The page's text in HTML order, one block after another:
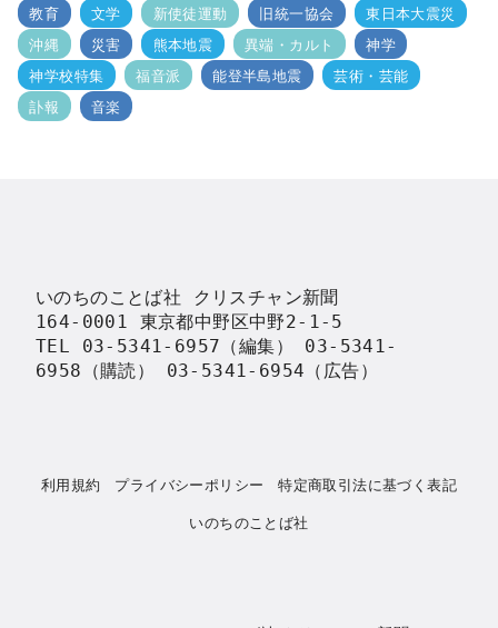
教育
文学 新使徒運動 旧統一協会
東日本大震災
沖縄
災害 熊本地震 異端・カルト
神学
神学校特集
福音派 能登半島地震
芸術・芸能
訃報
音楽
いのちのことば社 クリスチャン新聞
164-0001 東京都中野区中野2-1-5
TEL 03-5341-6957（編集） 03-5341-
6958（購読） 03-5341-6954（広告）
利用規約 プライバシーポリシー
特定商取引法に基づく表記
いのちのことば社